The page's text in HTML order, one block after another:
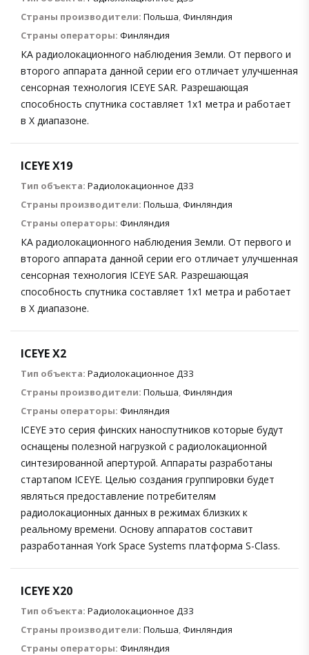
Страны производители: Польша,Финляндия
Страны операторы: Финляндия
КА радиолокационного наблюдения Земли. От первого и
второго аппарата данной серии его отличает улучшенная
сенсорная технология ICEYE SAR. Разрешающая
способность спутника составляет 1х1 метра и работает
в X диапазоне.
ICEYE X19
Тип объекта: Радиолокационное ДЗЗ
Страны производители: Польша,Финляндия
Страны операторы: Финляндия
КА радиолокационного наблюдения Земли. От первого и
второго аппарата данной серии его отличает улучшенная
сенсорная технология ICEYE SAR. Разрешающая
способность спутника составляет 1х1 метра и работает
в X диапазоне.
ICEYE X2
Тип объекта: Радиолокационное ДЗЗ
Страны производители: Польша,Финляндия
Страны операторы: Финляндия
ICEYE это серия финских наноспутников которые будут
оснащены полезной нагрузкой с радиолокационной
синтезированной апертурой. Аппараты разработаны
стартапом ICEYE. Целью создания группировки будет
являться предоставление потребителям
радиолокационных данных в режимах близких к
реальному времени. Основу аппаратов составит
разработанная York Space Systems платформа S-Class.
ICEYE X20
Тип объекта: Радиолокационное ДЗЗ
Страны производители: Польша,Финляндия
Страны операторы: Финляндия